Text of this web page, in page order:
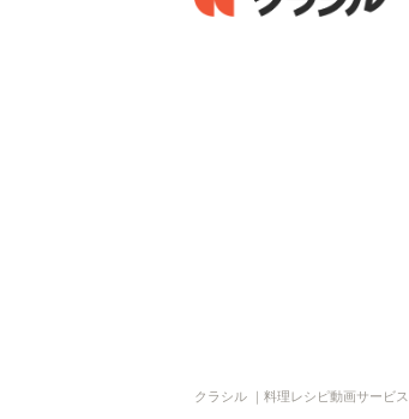
クラシル ｜料理レシピ動画サービス